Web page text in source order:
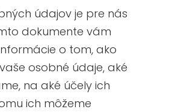
údajov je pre nás
dokumente vám
o tom, ako
osobné údaje, aké
na aké účely ich
ich môžeme